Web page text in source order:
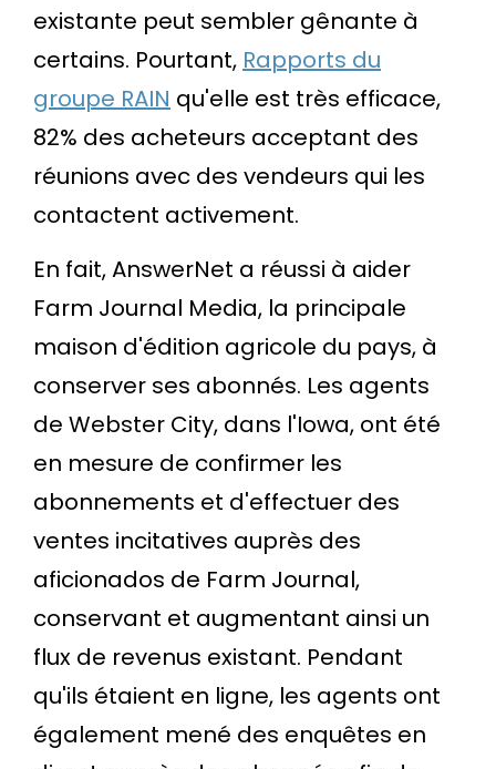
existante peut sembler gênante à
certains. Pourtant, Rapports du
groupe RAIN qu'elle est très efficace,
82% des acheteurs acceptant des
réunions avec des vendeurs qui les
contactent activement.
En fait, AnswerNet a réussi à aider
Farm Journal Media, la principale
maison d'édition agricole du pays, à
conserver ses abonnés. Les agents
de Webster City, dans l'Iowa, ont été
en mesure de confirmer les
abonnements et d'effectuer des
ventes incitatives auprès des
aficionados de Farm Journal,
conservant et augmentant ainsi un
flux de revenus existant. Pendant
qu'ils étaient en ligne, les agents ont
également mené des enquêtes en